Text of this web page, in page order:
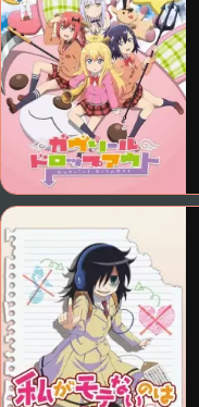
Zhang Ye
المندرينية
Ebina Nene